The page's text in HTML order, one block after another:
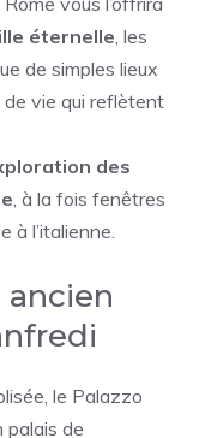
éternelle , les
de simples lieux
de vie qui reflètent
des
, à la fois fenêtres
à l’italienne.
ancien
le Palazzo
palais de